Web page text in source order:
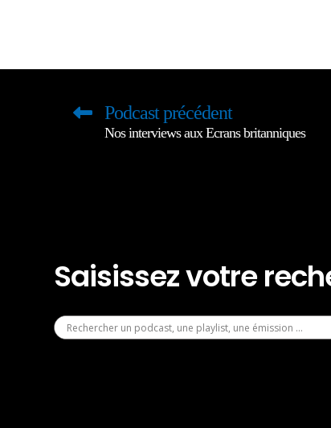
Podcast précédent
Nos interviews aux Ecrans britanniques
Saisissez votre